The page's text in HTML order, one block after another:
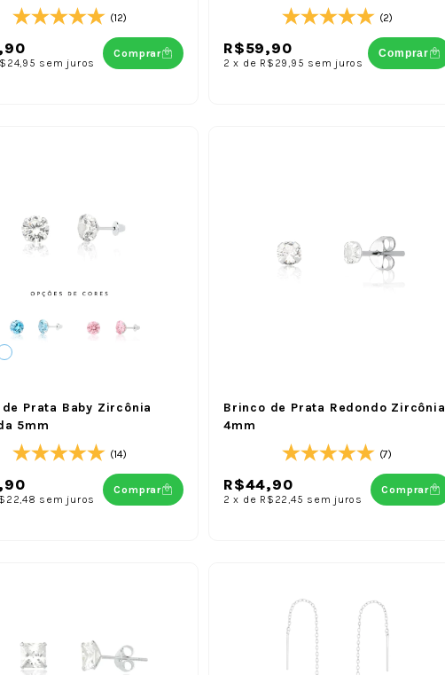
(12)
sem juros
Comprar
(2)
R$59,90
2 x de R$29,95 sem juros
Comprar
Prata Baby Zircônia
5mm
(14)
sem juros
Comprar
Brinco de Prata Redondo Zircônia
4mm
(7)
R$44,90
2 x de R$22,45 sem juros
Comprar